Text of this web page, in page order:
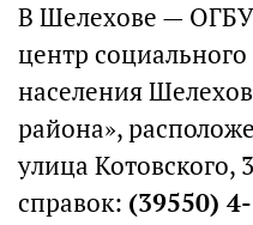
В Шелехове —
центр
населения
района»,
улица Котовского,
справок: (39550)